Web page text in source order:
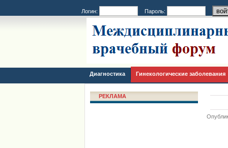
Логин: Пароль:
Диагностика Гинекологические заболевания
РЕКЛАМА